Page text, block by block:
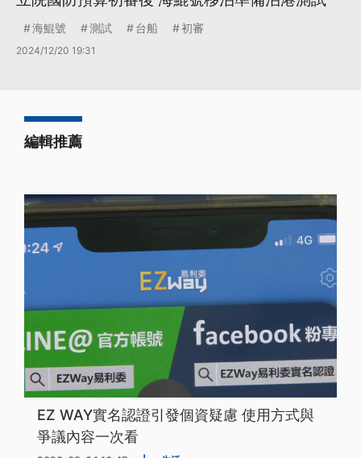
海鯤號 測試 台船 初審
2024/12/20 19:31
編輯推薦
EZ WAY實名認證引發個資疑慮 使用方式與
爭議內容一次看